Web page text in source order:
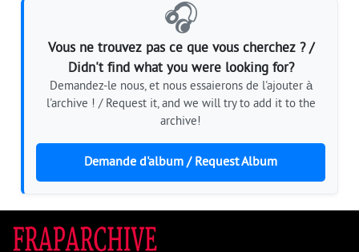
🎧
Vous ne trouvez pas ce que vous cherchez ? /
Didn't find what you were looking for?
Demandez-le nous, et nous essaierons de l'ajouter à
l'archive ! / Request it, and we will try to add it to the
archive!
Demande d'album / Request Album